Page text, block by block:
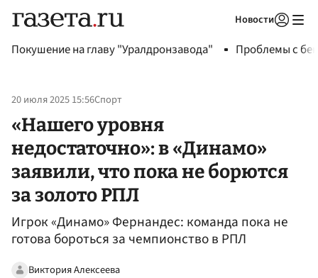
Новости
Покушение на главу "Уралдронзавода" Проблемы с
20 июля 2025 15:56Спорт
«Нашего уровня
недостаточно»: в «Динамо»
заявили, что пока не борются
за золото РПЛ
Игрок «Динамо» Фернандес: команда пока не
готова бороться за чемпионство в РПЛ
Виктория Алексеева